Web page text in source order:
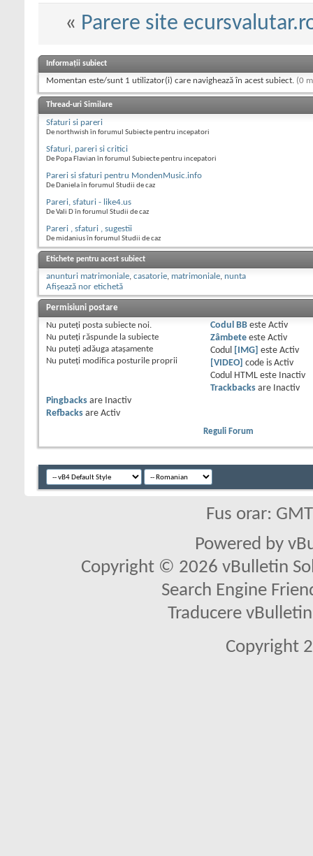
« Parere site
Informații subiect
Momentan este/sunt 1 utilizator(i) care navighează în acest subiect. (0
Thread-uri Similare
Sfaturi si pareri
De northwish în forumul Subiecte pentru incepatori
Sfaturi, pareri si critici
De Popa Flavian în forumul Subiecte pentru incepatori
Pareri si sfaturi pentru MondenMusic.info
De Daniela în forumul Studii de caz
Pareri, sfaturi - like4.us
De Vali D în forumul Studii de caz
Pareri , sfaturi , sugestii
De midanius în forumul Studii de caz
Etichete pentru acest subiect
anunturi matrimoniale, casatorie, matrimoniale, nunta
Afișează nor etichetă
Permisiuni postare
Nu puteţi posta subiecte noi.
Nu puteţi răspunde la subiecte
Nu puteţi adăuga ataşamente
Nu puteţi modifica posturile proprii
Codul BBeste Activ
Zâmbeteeste Activ
Codul
[IMG] este Activ
[VIDEO] code is Activ
Codul HTML este
Inactiv
Trackbacksare
Inactiv
Pingbacks are
Inactiv
Refbacks are Activ
Reguli Forum
Fus orar:
Powered by
Copyright © 2026 vBulletin
Search Engine
Traducere
Copyright